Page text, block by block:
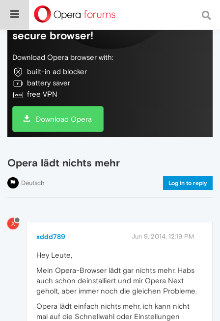
Do more on the web, with a fast and
secure browser!
Download Opera browser with:
built-in ad blocker
battery saver
free VPN
Download Opera
Opera lädt nichts mehr
Deutsch Log in to reply
X
xddd789 Jun 9, 2014, 12:19 PM
Hey Leute,
Mein Opera-Browser lädt gar nichts mehr. Habs
auch schon deinstalliert und mir Opera Next
geholt, aber immer noch die gleichen Probleme.
Opera lädt einfach nichts mehr, ich kann nicht
mal auf die Schnellwahl oder Einstellungen